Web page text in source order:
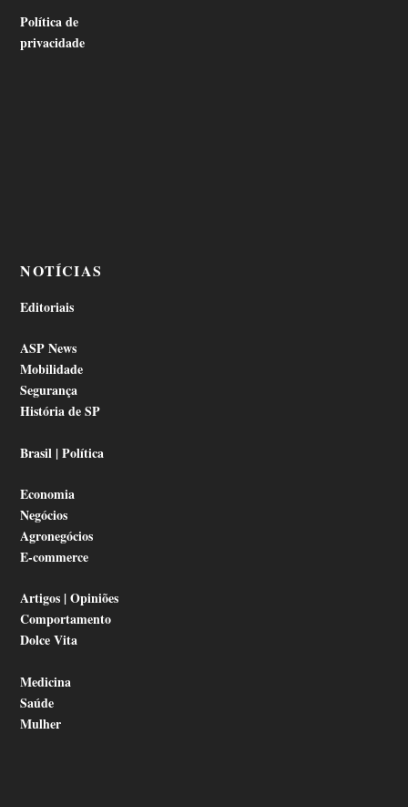
Política de
privacidade
NOTÍCIAS
Editoriais
ASP News
Mobilidade
Segurança
História de SP
Brasil | Política
Economia
Negócios
Agronegócios
E-commerce
Artigos | Opiniões
Comportamento
Dolce Vita
Medicina
Saúde
Mulher